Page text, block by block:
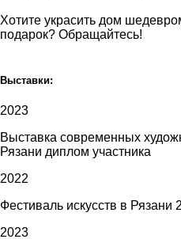
Хотите украсить дом
подарок? Обращайтесь!
Выставки:
2023
Выставка современных
Рязани диплом участника
2022
Фестиваль искусств в Рязани
2023